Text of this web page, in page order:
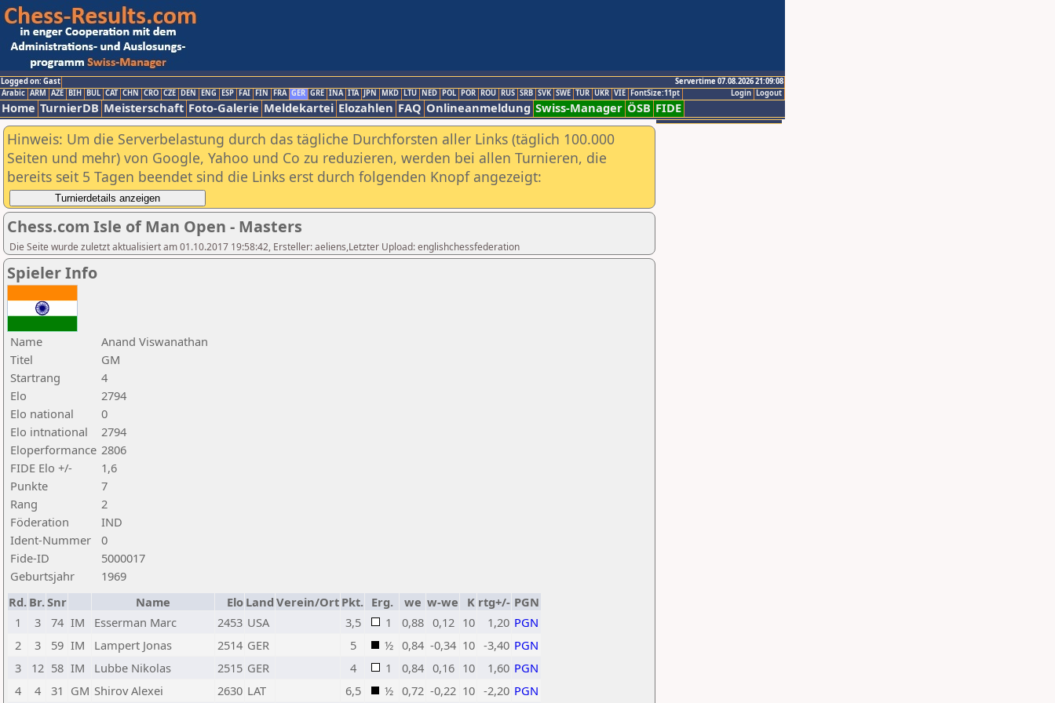
Logged on: Gast
Servertime 07.08.2026 21:09:08
Logout
Login
Arabic ARM AZE BIH BUL CAT CHN CRO CZE DEN ENG ESP FAI FIN FRA GER GRE INA ITA JPN MKD LTU NED POL POR ROU RUS SRB SVK SWE TUR UKR VIE FontSize:11pt
Home TurnierDB Meisterschaft Foto-Galerie Meldekartei Elozahlen FAQ Onlineanmeldung Swiss-Manager ÖSB FIDE
Hinweis: Um die Serverbelastung durch das tägliche Durchforsten aller Links (täglich 100.000
Seiten und mehr) von Google, Yahoo und Co zu reduzieren, werden bei allen Turnieren, die
bereits seit 5 Tagen beendet sind die Links erst durch folgenden Knopf angezeigt:
Chess.com Isle of Man Open - Masters
Die Seite wurde zuletzt aktualisiert am 01.10.2017 19:58:42, Ersteller: aeliens,Letzter Upload: englishchessfederation
Spieler Info
Name
Anand Viswanathan
Titel
GM
Startrang
4
Elo
2794
Elo national
0
Elo intnational
2794
Eloperformance 2806
FIDE Elo +/-
1,6
Punkte
7
Rang
2
Föderation
IND
Ident-Nummer
0
Fide-ID
5000017
Geburtsjahr
1969
Rd. Br.Snr Name Elo Land Verein/Ort Pkt. Erg. we w-we K rtg+/- PGN
1
3 74 IM Esserman Marc 2453 USA 3,5 1 0,88 0,12 10 1,20 PGN
2
3 59 IM Lampert Jonas 2514 GER 5 ½ 0,84 -0,34 10 -3,40 PGN
3
12 58 IM Lubbe Nikolas 2515 GER 4 1 0,84 0,16 10 1,60 PGN
4
4 31 GM Shirov Alexei 2630 LAT 6,5 ½ 0,72 -0,22 10 -2,20 PGN